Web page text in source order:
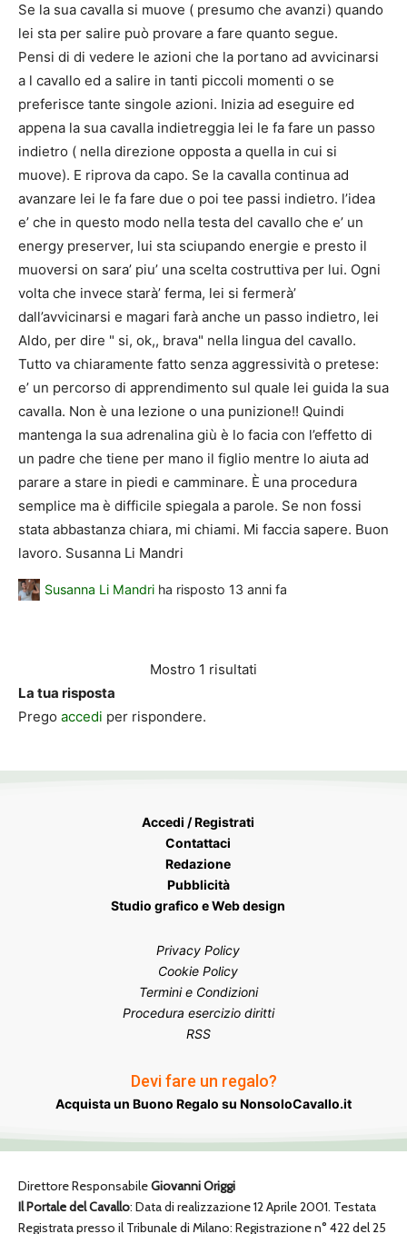
Se la sua cavalla si muove ( presumo che avanzi) quando
lei sta per salire può provare a fare quanto segue.
Pensi di di vedere le azioni che la portano ad avvicinarsi
a l cavallo ed a salire in tanti piccoli momenti o se
preferisce tante singole azioni. Inizia ad eseguire ed
appena la sua cavalla indietreggia lei le fa fare un passo
indietro ( nella direzione opposta a quella in cui si
muove). E riprova da capo. Se la cavalla continua ad
avanzare lei le fa fare due o poi tee passi indietro. l’idea
e’ che in questo modo nella testa del cavallo che e’ un
energy preserver, lui sta sciupando energie e presto il
muoversi on sara’ piu’ una scelta costruttiva per lui. Ogni
volta che invece starà’ ferma, lei si fermerà’
dall’avvicinarsi e magari farà anche un passo indietro, lei
Aldo, per dire " si, ok,, brava" nella lingua del cavallo.
Tutto va chiaramente fatto senza aggressività o pretese:
e’ un percorso di apprendimento sul quale lei guida la sua
cavalla. Non è una lezione o una punizione!! Quindi
mantenga la sua adrenalina giù è lo facia con l’effetto di
un padre che tiene per mano il figlio mentre lo aiuta ad
parare a stare in piedi e camminare. È una procedura
semplice ma è difficile spiegala a parole. Se non fossi
stata abbastanza chiara, mi chiami. Mi faccia sapere. Buon
lavoro. Susanna Li Mandri
Susanna Li Mandri ha risposto 13 anni fa
Mostro 1 risultati
La tua risposta
Prego accedi per rispondere.
Accedi / Registrati
Contattaci
Redazione
Pubblicità
Studio grafico e Web design
Privacy Policy
Cookie Policy
Termini e Condizioni
Procedura esercizio diritti
RSS
Devi fare un regalo?
Acquista un Buono Regalo su NonsoloCavallo.it
Direttore ResponsabileGiovanni Origgi
Il Portale del Cavallo: Data di realizzazione 12 Aprile 2001. Testata
Registrata presso il Tribunale di Milano: Registrazione n° 422 del 25